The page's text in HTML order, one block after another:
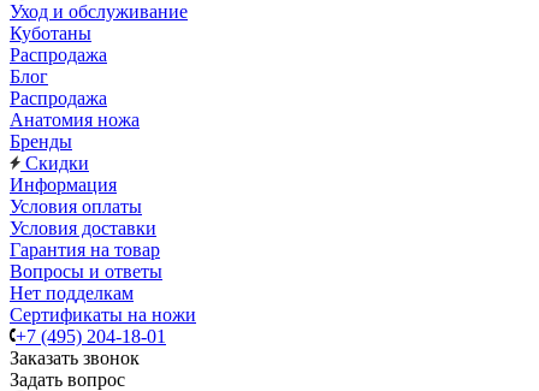
Уход и обслуживание
Куботаны
Распродажа
Блог
Распродажа
Анатомия ножа
Бренды
Скидки
Информация
Условия оплаты
Условия доставки
Гарантия на товар
Вопросы и ответы
Нет подделкам
Сертификаты на ножи
+7 (495) 204-18-01
Заказать звонок
Задать вопрос